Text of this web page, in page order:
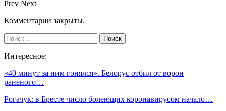
Prev Next
Комментарии закрыты.
Интересное:
«40 минут за ним гонялся». Белорус отбил от ворон
раненого…
Рогачук: в Бресте число болеющих коронавирусом начало…